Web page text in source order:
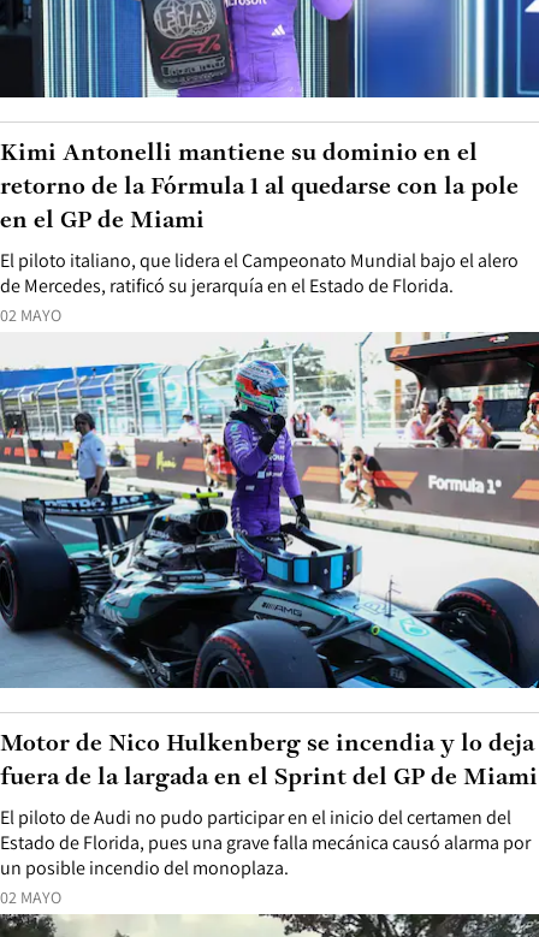
02 MAYO
El piloto italiano, que lidera el Campeonato Mundial bajo el alero
de Mercedes, ratificó su jerarquía en el Estado de Florida.
Kimi Antonelli mantiene su dominio en el
retorno de la Fórmula 1 al quedarse con la pole
en el GP de Miami
02 MAYO
El piloto de Audi no pudo participar en el inicio del certamen del
Estado de Florida, pues una grave falla mecánica causó alarma por
un posible incendio del monoplaza.
Motor de Nico Hulkenberg se incendia y lo deja
fuera de la largada en el Sprint del GP de Miami